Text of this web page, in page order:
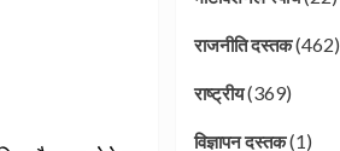
राजनीति दस्तक(462)
राष्ट्रीय(369)
विज्ञापन दस्तक(1)